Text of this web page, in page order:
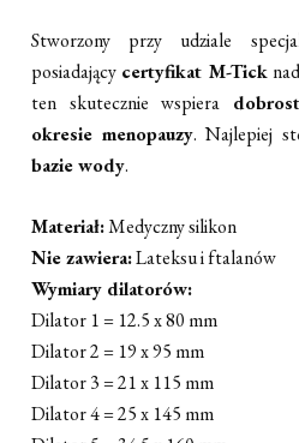
Stworzony przy udziale
posiadający certyfikat M-Tick
ten skutecznie wspiera
okresie menopauzy. Najlepiej
bazie wody.
Materiał:Medyczny silikon
Nie zawiera:Lateksu i ftalanów
Wymiary dilatorów:
Dilator 1 = 12.5 x 80 mm
Dilator 2 = 19 x 95 mm
Dilator 3 = 21 x 115 mm
Dilator 4 = 25 x 145 mm